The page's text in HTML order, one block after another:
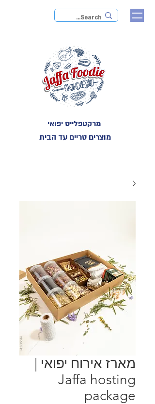
מוצרים טריים עד הבית
מארז אירוח יפואי |
Jaffa hosting
package